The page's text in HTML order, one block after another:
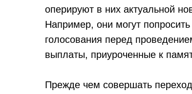
оперируют в них актуальной
Например, они могут попросить
голосования перед
выплаты, приуроченные к
Прежде чем совершать